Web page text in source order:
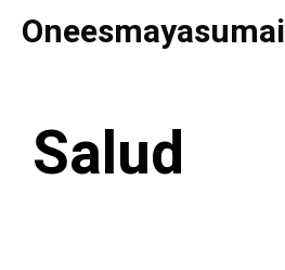
SaltarOneesmayasumai
Salud